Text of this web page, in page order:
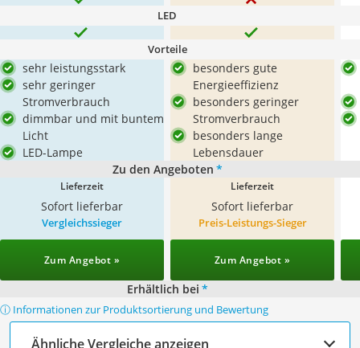
LED
Vorteile
sehr leistungsstark
sehr geringer
Stromverbrauch
dimmbar und mit buntem
Licht
LED-Lampe
besonders gute
Energieeffizienz
besonders geringer
Stromverbrauch
besonders lange
Lebensdauer
Zu den Angeboten *
Lieferzeit
Sofort lieferbar
Lieferzeit
Sofort lieferbar
Vergleichssieger
Zum Angebot »
Preis-Leistungs-Sieger
Zum Angebot »
Erhältlich bei *
ⓘ Informationen zur Produktsortierung und Bewertung
Ähnliche Vergleiche anzeigen